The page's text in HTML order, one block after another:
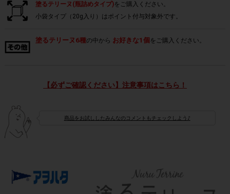
塗るテリーヌ(瓶詰めタイプ)をご購入ください。
小袋タイプ（20g入り）はポイント付与対象外です。
塗るテリーヌ6種の中から お好きな1個 をご購入ください。
【必ずご確認ください】注意事項はこちら！
商品をお試ししたみんなのコメントもチェックしよう♪